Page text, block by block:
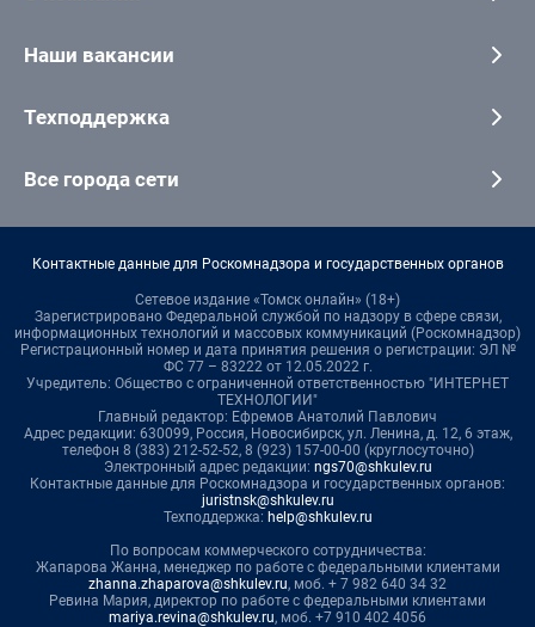
Наши вакансии
Техподдержка
Все города сети
Контактные данные для Роскомнадзора и государственных органов
Сетевое издание «Томск онлайн» (18+)
Зарегистрировано Федеральной службой по надзору в сфере связи,
информационных технологий и массовых коммуникаций (Роскомнадзор)
Регистрационный номер и дата принятия решения о регистрации: ЭЛ №
ФС 77 – 83222 от 12.05.2022 г.
Учредитель: Общество с ограниченной ответственностью "ИНТЕРНЕТ
ТЕХНОЛОГИИ"
Главный редактор: Ефремов Анатолий Павлович
Адрес редакции: 630099, Россия, Новосибирск, ул. Ленина, д. 12, 6 этаж,
телефон 8 (383) 212-52-52, 8 (923) 157-00-00 (круглосуточно)
Электронный адрес редакции: ngs70@shkulev.ru
Контактные данные для Роскомнадзора и государственных органов:
juristnsk@shkulev.ru
Техподдержка: help@shkulev.ru
По вопросам коммерческого сотрудничества:
Жапарова Жанна, менеджер по работе с федеральными клиентами
zhanna.zhaparova@shkulev.ru, моб. + 7 982 640 34 32
Ревина Мария, директор по работе с федеральными клиентами
mariya.revina@shkulev.ru, моб. +7 910 402 4056